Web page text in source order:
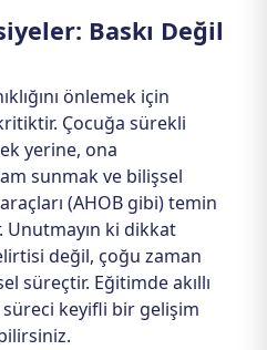
Baskı Değil
önlemek için
Çocuğa sürekli
yerine, ona
sunmak ve bilişsel
(AHOB gibi) temin
ki dikkat
değil, çoğu zaman
süreçtir. Eğitimde akıllı
keyifli bir gelişim